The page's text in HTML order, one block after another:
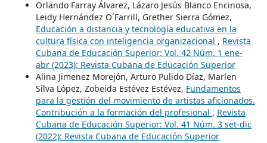
Orlando Farray Álvarez, Lázaro Jesús Blanco Encinosa,
Leidy Hernández O´Farrill, Grether Sierra Gómez,
Educación a distancia y tecnología educativa en la
cultura física con inteligencia organizacional , Revista
Cubana de Educación Superior: Vol. 42 Núm. 1 ene-
abr (2023): Revista Cubana de Educación Superior
Alina Jimenez Morejón, Arturo Pulido Díaz, Marlen
Silva López, Zobeida Estévez Estévez, Fundamentos
para la gestión del movimiento de artistas aficionados.
Contribución a la formación del profesional , Revista
Cubana de Educación Superior: Vol. 41 Núm. 3 set-dic
(2022): Revista Cubana de Educación Superior